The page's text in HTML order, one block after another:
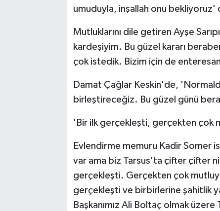
umuduyla, inşallah onu bekliyoruz'
Mutluklarını dile getiren Ayşe
kardeşiyim. Bu güzel kararı
çok istedik. Bizim için de
Damat Çağlar Keskin'de,
birleştireceğiz. Bu güzel günü
'Bir ilk gerçekleşti, gerçekten çok
Evlendirme memuru Kadir Somer
var ama biz Tarsus'ta çifter çifter
gerçekleşti. Gerçekten çok
gerçekleşti ve birbirlerine şahitlik
Başkanımız Ali Boltaç olmak